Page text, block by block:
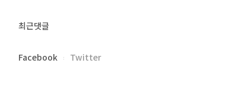
최근댓글
Facebook Twitter